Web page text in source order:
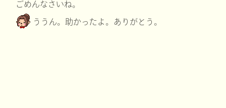
ごめんなさいね。
ううん。助かったよ。ありがとう。